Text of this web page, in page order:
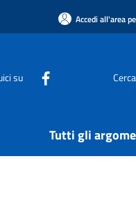
Accedi all'area
su Cerca
Tutti gli